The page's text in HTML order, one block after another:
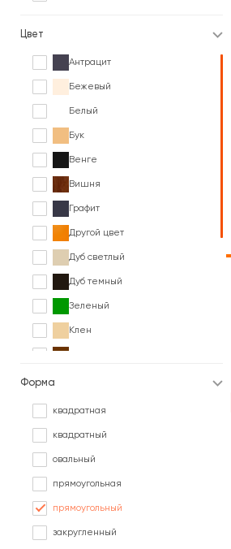
Цвет
Антрацит
Бежевый
Белый
Бук
Венге
Вишня
Графит
Другой цвет
Дуб светлый
Дуб темный
Зеленый
Клен
Форма
квадратная
квадратный
овальный
прямоугольная
прямоугольный
закругленный